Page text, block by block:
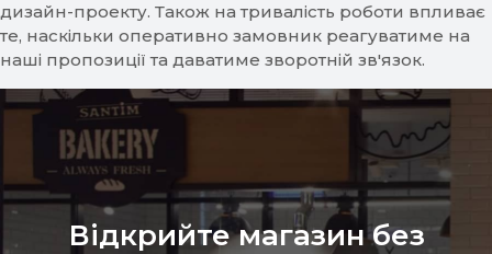
дизайн-проекту. Також на тривалість роботи впливає
те, наскільки оперативно замовник реагуватиме на
наші пропозиції та даватиме зворотній зв'язок.
Відкрийте магазин без